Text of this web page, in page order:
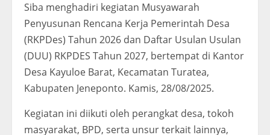
Siba menghadiri kegiatan Musyawarah
Penyusunan Rencana Kerja Pemerintah Desa
(RKPDes) Tahun 2026 dan Daftar Usulan Usulan
(DUU) RKPDES Tahun 2027, bertempat di Kantor
Desa Kayuloe Barat, Kecamatan Turatea,
Kabupaten Jeneponto. Kamis, 28/08/2025.
Kegiatan ini diikuti oleh perangkat desa, tokoh
masyarakat, BPD, serta unsur terkait lainnya,